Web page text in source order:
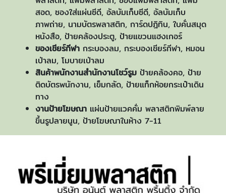
สอด, ซองใส่แผ่นซีดี, อัลบัมเก็บซีดี, อัลบัมเก็บ
ภาพถ่าย, นามบัตรพลาสติก, การ์ดปฎิทิน, ใบคั่นสมุด
หนังสือ, ป้ายคล้องประตู, ป้ายแขวนแฮงเกอร์
ของเชียร์กีฬา กระบองลม, กระบองเชียร์กีฬา, หมอน
เป่าลม, โมบายเป่าลม
สินค้าพนักงานสำนักงานโชว์รูม ป้ายคล้องคอ, ป้าย
ติดบัตรพนักงาน, เข็มกลัด, ป้ายแท็กห้อยกระเป๋าเดิน
ทาง
งานป้ายโฆษณา แผ่นป้ายแวคคั่ม พลาสติกพิมพ์ลาย
ขึ้นรูปลายนูน, ป้ายโฆษณาในห้าง 7-11